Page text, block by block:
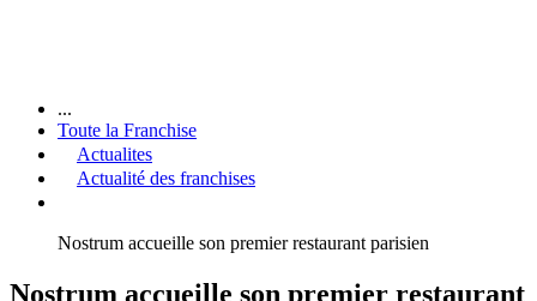
...
Toute la Franchise
Actualites
Actualité des franchises
Nostrum accueille son premier restaurant parisien
Nostrum accueille son premier restaurant